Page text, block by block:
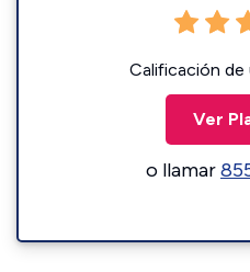
Calificación de
Ver
o llamar